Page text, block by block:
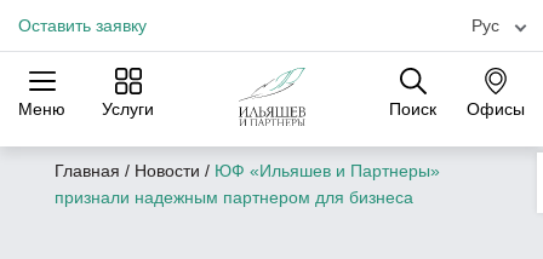
Оставить заявку Рус
Меню Услуги Поиск Офисы
Практики Отрасли
Офисы
Главная / Новости / ЮФ «Ильяшев и Партнеры»
признали надежным партнером для бизнеса